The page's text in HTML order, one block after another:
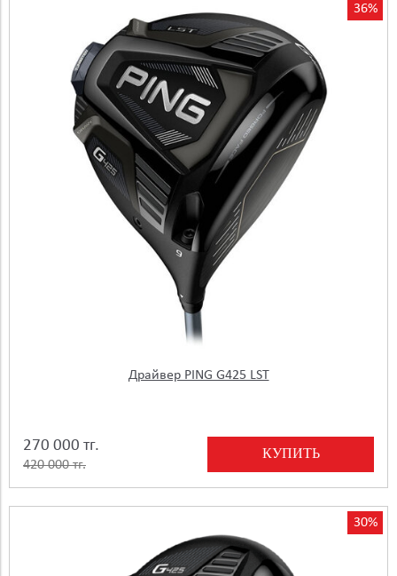
36%
Драйвер PING G425 LST
270 000 тг.
420 000 тг.
КУПИТЬ
30%